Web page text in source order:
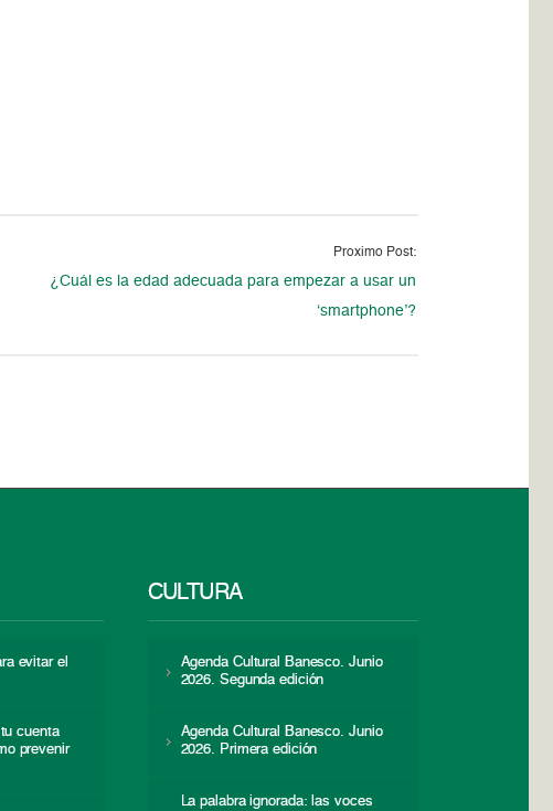
Proximo Post:
¿Cuál es la edad adecuada para empezar a usar un
‘smartphone’?
evitar el
cuenta
prevenir
CULTURA
Agenda Cultural Banesco. Junio
2026. Segunda edición
Agenda Cultural Banesco. Junio
2026. Primera edición
La palabra ignorada: las voces